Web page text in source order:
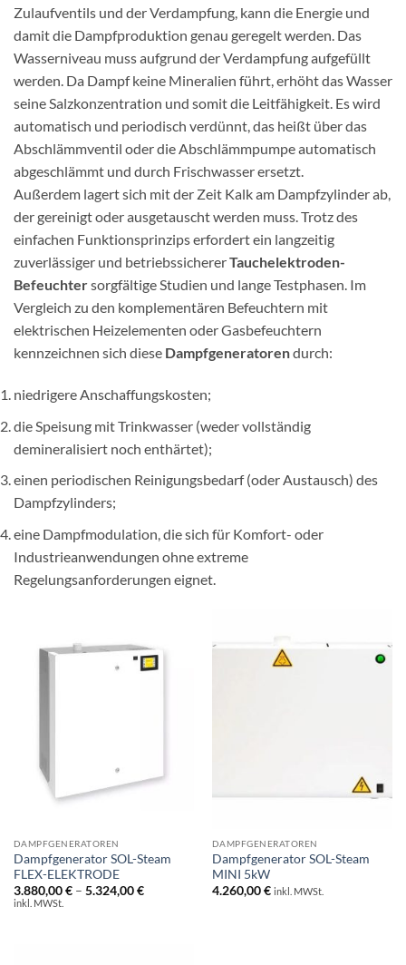
Zulaufventils und der Verdampfung, kann die Energie und
damit die Dampfproduktion genau geregelt werden. Das
Wasserniveau muss aufgrund der Verdampfung aufgefüllt
werden. Da Dampf keine Mineralien führt, erhöht das Wasser
seine Salzkonzentration und somit die Leitfähigkeit. Es wird
automatisch und periodisch verdünnt, das heißt über das
Abschlämmventil oder die Abschlämmpumpe automatisch
abgeschlämmt und durch Frischwasser ersetzt.
Außerdem lagert sich mit der Zeit Kalk am Dampfzylinder ab,
der gereinigt oder ausgetauscht werden muss. Trotz des
einfachen Funktionsprinzips erfordert ein langzeitig
zuverlässiger und betriebssichererTauchelektroden-
Befeuchtersorgfältige Studien und lange Testphasen. Im
Vergleich zu den komplementären Befeuchtern mit
elektrischen Heizelementen oder Gasbefeuchtern
kennzeichnen sich diese Dampfgeneratorendurch:
niedrigere Anschaffungskosten;
die Speisung mit Trinkwasser (weder vollständig
demineralisiert noch enthärtet);
einen periodischen Reinigungsbedarf (oder Austausch) des
Dampfzylinders;
eine Dampfmodulation, die sich für Komfort- oder
Industrieanwendungen ohne extreme
Regelungsanforderungen eignet.
DAMPFGENERATOREN
Dampfgenerator SOL-Steam
FLEX-ELEKTRODE
3.880,00€ – 5.324,00€Preisspanne:
inkl. MWSt.
DAMPFGENERATOREN
Dampfgenerator SOL-Steam
MINI 5kW
4.260,00€ inkl. MWSt.